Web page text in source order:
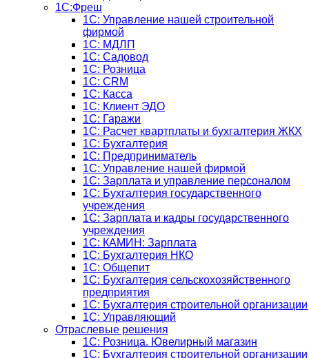
1С:Фреш
1С: Управление нашей строительной
фирмой
1С: МДЛП
1С: Садовод
1С: Розница
1C: CRM
1C: Касса
1С: Клиент ЭДО
1С: Гаражи
1C: Расчет квартплаты и бухгалтерия ЖКХ
1C: Бухгалтерия
1C: Предприниматель
1C: Управление нашей фирмой
1C: Зарплата и управление персоналом
1C: Бухгалтерия государственного
учреждения
1C: Зарплата и кадры государственного
учреждения
1C: КАМИН: Зарплата
1C: Бухгалтерия НКО
1С: Общепит
1С: Бухгалтерия сельскохозяйст­венного
предприятия
1С: Бухгалтерия строительной организации
1С: Управляющий
Отраслевые решения
1С: Розница. Ювелирный магазин
1С: Бухгалтерия строительной организации